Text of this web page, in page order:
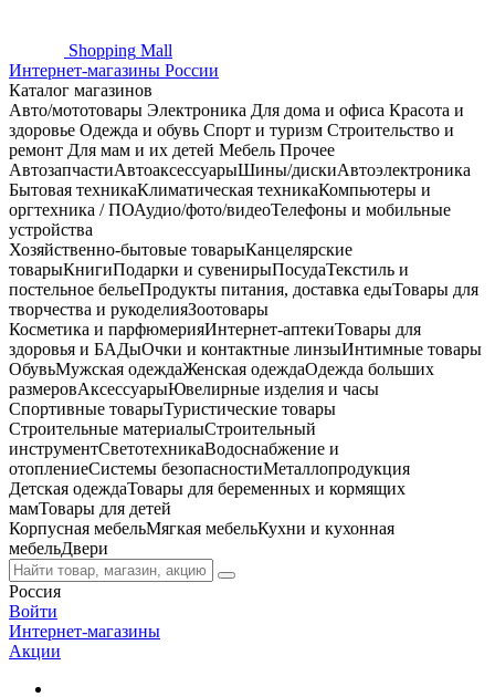
Shopping Mall
Интернет-магазины России
Каталог магазинов
Авто/мототовары Электроника Для дома и офиса Красота и
здоровье Одежда и обувь Спорт и туризм Строительство и
ремонт Для мам и их детей Мебель Прочее
АвтозапчастиАвтоаксессуарыШины/дискиАвтоэлектроника
Бытовая техникаКлиматическая техникаКомпьютеры и
оргтехника / ПОАудио/фото/видеоТелефоны и мобильные
устройства
Хозяйственно-бытовые товарыКанцелярские
товарыКнигиПодарки и сувенирыПосудаТекстиль и
постельное бельеПродукты питания, доставка едыТовары для
творчества и рукоделияЗоотовары
Косметика и парфюмерияИнтернет-аптекиТовары для
здоровья и БАДыОчки и контактные линзыИнтимные товары
ОбувьМужская одеждаЖенская одеждаОдежда больших
размеровАксессуарыЮвелирные изделия и часы
Спортивные товарыТуристические товары
Строительные материалыСтроительный
инструментСветотехникаВодоснабжение и
отоплениеСистемы безопасностиМеталлопродукция
Детская одеждаТовары для беременных и кормящих
мамТовары для детей
Корпусная мебельМягкая мебельКухни и кухонная
мебельДвери
Россия
Войти
Интернет-магазины
Акции